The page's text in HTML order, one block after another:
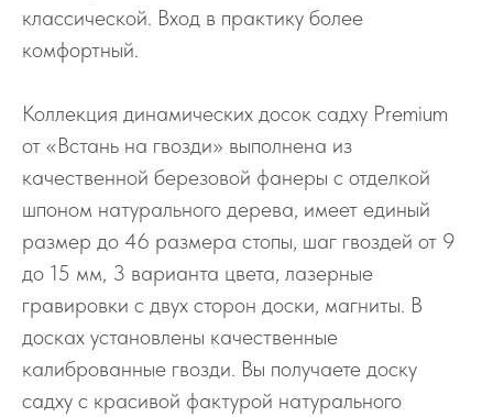
классической. Вход в практику более
комфортный.
Коллекция динамических досок садху Premium
от «Встань на гвозди» выполнена из
качественной березовой фанеры с отделкой
шпоном натурального дерева, имеет единый
размер до 46 размера стопы, шаг гвоздей от 9
до 15 мм, 3 варианта цвета, лазерные
гравировки с двух сторон доски, магниты. В
досках установлены качественные
калиброванные гвозди. Вы получаете доску
садху с красивой фактурой натурального